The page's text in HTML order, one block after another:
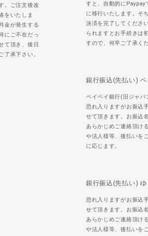
。ご注文後改
をいたしま
金が発生する
にご不在だっ
て頂き、後日
了承下さい。
すと、自動的にPaypay
に移行いたします。そ
決済を完了してくださ
られますとお手続きは
すので、何卒ご了承く
銀行振込(先払い)
ペイペイ銀行(旧ジャパ
恐れ入りますがお振込
せて頂きます。お振込
あらかじめご連絡頂け
や法人様等、後払いを
に応じます。
銀行振込(先払い)
恐れ入りますがお振込
せて頂きます。お振込
あらかじめご連絡頂け
や法人様等、後払いを